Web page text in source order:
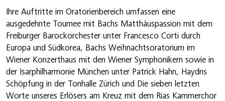
Ihre Auftritte im Oratorienbereich umfassen eine
ausgedehnte Tournee mit Bachs Matthäuspassion mit dem
Freiburger Barockorchester unter Francesco Corti durch
Europa und Südkorea, Bachs Weihnachtsoratorium im
Wiener Konzerthaus mit den Wiener Symphonikern sowie in
der Isarphilharmonie München unter Patrick Hahn, Haydns
Schöpfung in der Tonhalle Zürich und Die sieben letzten
Worte unseres Erlösers am Kreuz mit dem Rias Kammerchor